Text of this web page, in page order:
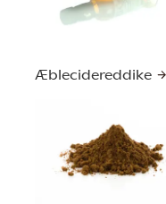
Æblecidereddike